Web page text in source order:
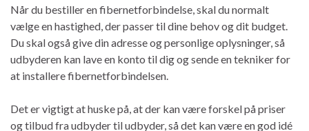
Når du bestiller en fibernetforbindelse, skal du normalt
vælge en hastighed, der passer til dine behov og dit budget.
Du skal også give din adresse og personlige oplysninger, så
udbyderen kan lave en konto til dig og sende en tekniker for
at installere fibernetforbindelsen.
Det er vigtigt at huske på, at der kan være forskel på priser
og tilbud fra udbyder til udbyder, så det kan være en god idé